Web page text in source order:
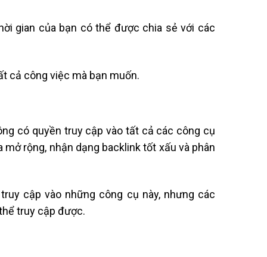
gian của bạn có thể được chia sẻ với các
cả công việc mà bạn muốn.
có quyền truy cập vào tất cả các công cụ
rộng, nhận dạng backlink tốt xấu và phân
cập vào những công cụ này, nhưng các
truy cập được.